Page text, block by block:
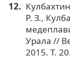
Р. З.,
Урала //
2015. Т.